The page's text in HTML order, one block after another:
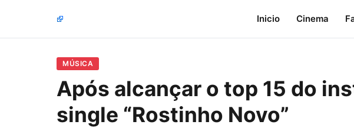
Inicio Cinema
MÚSICA
Após alcançar o top 15 do
single “Rostinho Novo”